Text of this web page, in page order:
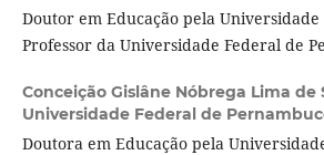
Doutor em Educação pela Universidade
Professor da Universidade Federal de
Conceição Gislâne Nóbrega Lima de
Universidade Federal de
Doutora em Educação pela